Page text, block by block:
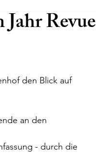
Revue
den Blick auf
an den
- durch die